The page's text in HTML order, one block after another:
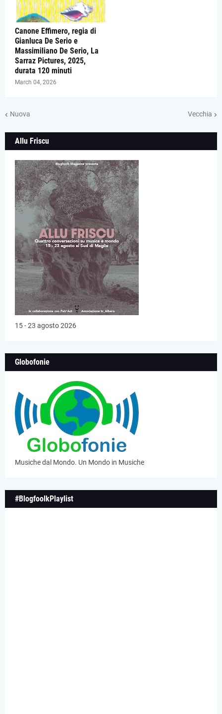
Canone Effimero, regia di
Gianluca De Serio e
Massimiliano De Serio, La
Sarraz Pictures, 2025,
durata 120 minuti
March 04, 2026
Nuova Vecchia
Allu Friscu
15 - 23 agosto 2026
Globofonie
Musiche dal Mondo. Un Mondo in Musiche
#BlogfoolkPlaylist